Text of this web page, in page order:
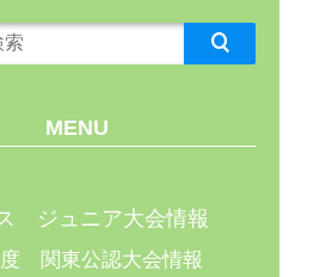
MENU
ジュニア大会情報
度 関東公認大会情報